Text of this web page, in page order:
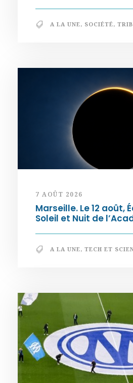
A LA UNE, SOCIÉTÉ,
7 AOÛT 2026
Marseille. Le 12 août,
Soleil et Nuit de
A LA UNE, TECH ET